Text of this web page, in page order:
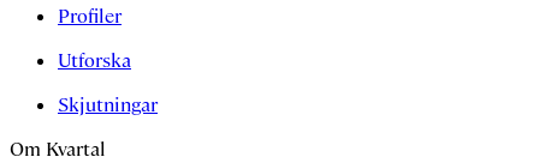
Profiler
Utforska
Skjutningar
Om Kvartal